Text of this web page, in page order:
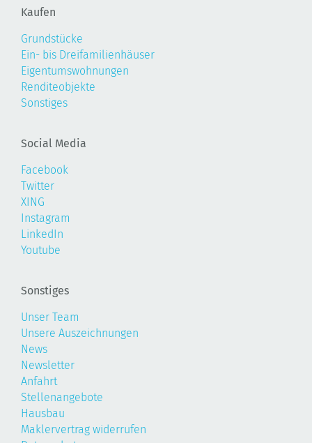
Kaufen
Grundstücke
Ein- bis Dreifamilienhäuser
Eigentumswohnungen
Renditeobjekte
Sonstiges
Social Media
Facebook
Twitter
XING
Instagram
LinkedIn
Youtube
Sonstiges
Unser Team
Unsere Auszeichnungen
News
Newsletter
Anfahrt
Stellenangebote
Hausbau
Maklervertrag widerrufen